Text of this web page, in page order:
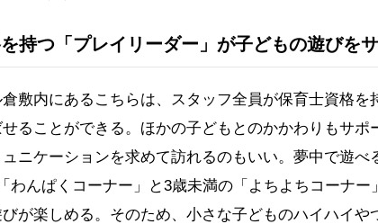
持つ「プレイリーダー」が子どもの遊びをサ
敷内にあるこちらは、スタッフ全員が保育士資格を
ることができる。ほかの子どもとのかかわりもサポ
ュニケーションを求めて訪れるのもいい。夢中で遊べ
わんぱくコーナー」と3歳未満の「よちよちコーナー
が楽しめる。そのため、小さな子どものハイハイや